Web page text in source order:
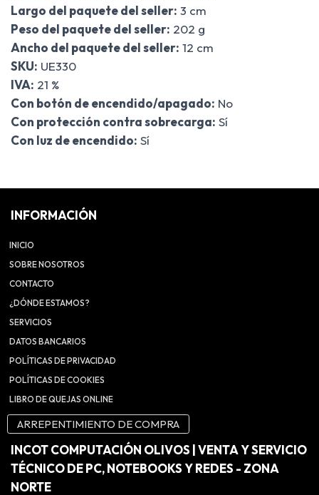
Largo del paquete del seller: 3 cm
Peso del paquete del seller: 202 g
Ancho del paquete del seller: 12 cm
SKU: UE330
IVA: 21 %
Con botón de encendido/apagado: No
Con protección contra sobrecarga: Sí
Con luz de encendido: Sí
INFORMACIÓN
INICIO
SOBRE NOSOTROS
CONTACTO
¿DÓNDE ESTAMOS?
SERVICIOS
DATOS BANCARIOS
POLÍTICAS DE PRIVACIDAD
POLÍTICAS DE COOKIES
LIBRO DE QUEJAS ONLINE
ARREPENTIMIENTO DE COMPRA
INCOT COMPUTACIÓN OLIVOS | VENTA Y SERVICIO
TÉCNICO DE PC, NOTEBOOKS Y REDES - ZONA
NORTE